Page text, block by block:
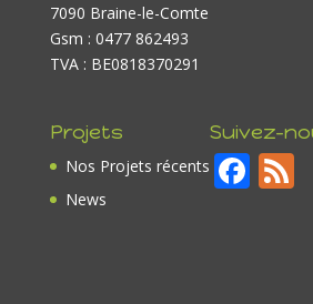
7090 Braine-le-Comte
Gsm : 0477 862493
TVA : BE0818370291
Projets
Nos Projets récents
News
Suivez-
F F